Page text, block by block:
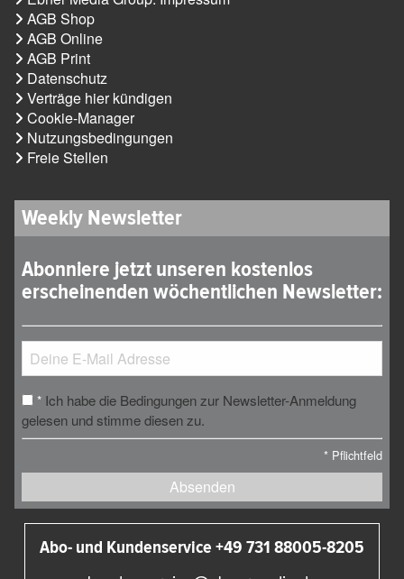
AGB Shop
AGB Online
AGB Print
Datenschutz
Verträge hier kündigen
Cookie-Manager
Nutzungsbedingungen
Freie Stellen
Weekly Newsletter
Abonniere jetzt unseren kostenlos
erscheinenden wöchentlichen Newsletter:
* Ich habe die Bedingungen zur Newsletter-Anmeldung
gelesen und stimme diesen zu.
* Pflichtfeld
Absenden
Abo- und Kundenservice +49 731 88005-8205